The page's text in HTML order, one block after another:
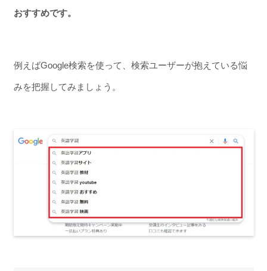
おすすめです。
例えばGoogle検索を使って、検索ユーザーが抱えている悩
みを把握してみましょう。